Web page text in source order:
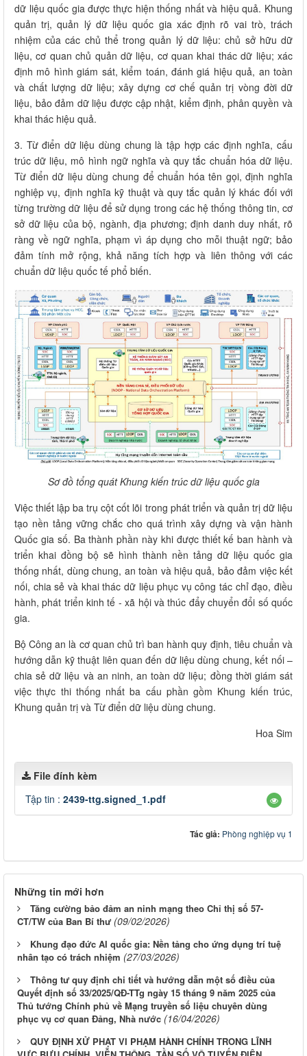
dữ liệu quốc gia được thực hiện thống nhất và hiệu quả. Khung
quản trị, quản lý dữ liệu quốc gia xác định rõ vai trò, trách
nhiệm của các chủ thể trong quản lý dữ liệu: chủ sở hữu dữ
liệu, cơ quan chủ quản dữ liệu, cơ quan khai thác dữ liệu; xác
định mô hình giám sát, kiểm toán, đánh giá hiệu quả, an toàn
và chất lượng dữ liệu; xây dựng cơ chế quản trị vòng đời dữ
liệu, bảo đảm dữ liệu được cập nhật, kiểm định, phân quyền và
khai thác hiệu quả.
3. Từ điển dữ liệu dùng chung là tập hợp các định nghĩa, cấu
trúc dữ liệu, mô hình ngữ nghĩa và quy tắc chuẩn hóa dữ liệu.
Từ điển dữ liệu dùng chung để chuẩn hóa tên gọi, định nghĩa
nghiệp vụ, định nghĩa kỹ thuật và quy tắc quản lý khác đối với
từng trường dữ liệu để sử dụng trong các hệ thống thông tin, cơ
sở dữ liệu của bộ, ngành, địa phương; định danh duy nhất, rõ
ràng về ngữ nghĩa, phạm vì áp dụng cho mỗi thuật ngữ; bảo
đảm tính mở rộng, khả năng tích hợp và liên thông với các
chuẩn dữ liệu quốc tế phổ biến.
Sơ đồ tổng quát Khung kiến trúc dữ liệu quốc gia
Việc thiết lập ba trụ cột cốt lõi trong phát triển và quản trị dữ liệu
tạo nền tảng vững chắc cho quá trình xây dựng và vận hành
Quốc gia số. Ba thành phần này khi được thiết kế ban hành và
triển khai đồng bộ sẽ hình thành nền tảng dữ liệu quốc gia
thống nhất, dùng chung, an toàn và hiệu quả, bảo đảm việc kết
nối, chia sẻ và khai thác dữ liệu phục vụ công tác chỉ đạo, điều
hành, phát triển kinh tế - xã hội và thúc đẩy chuyển đổi số quốc
gia.
Bộ Công an là cơ quan chủ trì ban hành quy định, tiêu chuẩn và
hướng dẫn kỹ thuật liên quan đến dữ liệu dùng chung, kết nối –
chia sẻ dữ liệu và an ninh, an toàn dữ liệu; đồng thời giám sát
việc thực thi thống nhất ba cấu phần gồm Khung kiến trúc,
Khung quản trị và Từ điển dữ liệu dùng chung.
Hoa Sim
File đính kèm
Tập tin : 2439-ttg.signed_1.pdf
Tác giả: Phòng nghiệp vụ 1
Những tin mới hơn
Tăng cường bảo đảm an ninh mạng theo Chỉ thị số 57-
CT/TW của Ban Bí thư (09/02/2026)
Khung đạo đức AI quốc gia: Nền tảng cho ứng dụng trí tuệ
nhân tạo có trách nhiệm (27/03/2026)
Thông tư quy định chi tiết và hướng dẫn một số điều của
Quyết định số 33/2025/QĐ-TTg ngày 15 tháng 9 năm 2025 của
Thủ tướng Chính phủ về Mạng truyền số liệu chuyên dùng
phục vụ cơ quan Đảng, Nhà nước (16/04/2026)
QUY ĐỊNH XỬ PHẠT VI PHẠM HÀNH CHÍNH TRONG LĨNH